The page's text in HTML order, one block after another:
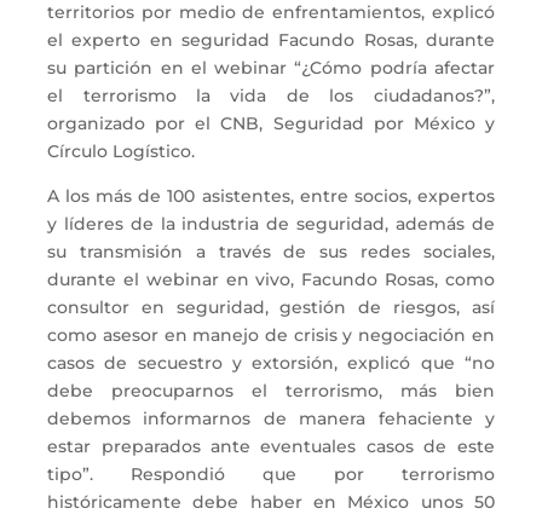
territorios por medio de enfrentamientos, explicó
el experto en seguridad Facundo Rosas, durante
su partición en el webinar “¿Cómo podría afectar
el terrorismo la vida de los ciudadanos?”,
organizado por el CNB, Seguridad por México y
Círculo Logístico.
A los más de 100 asistentes, entre socios, expertos
y líderes de la industria de seguridad, además de
su transmisión a través de sus redes sociales,
durante el webinar en vivo, Facundo Rosas, como
consultor en seguridad, gestión de riesgos, así
como asesor en manejo de crisis y negociación en
casos de secuestro y extorsión, explicó que “no
debe preocuparnos el terrorismo, más bien
debemos informarnos de manera fehaciente y
estar preparados ante eventuales casos de este
tipo”. Respondió que por terrorismo
históricamente debe haber en México unos 50